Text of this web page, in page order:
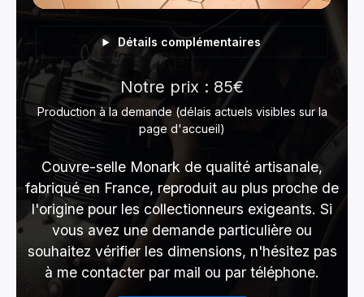
Détails complémentaires
Notre prix : 85€
Production à la demande (délais actuels visibles sur la
page d'accueil)
Couvre-selle Monark de qualité artisanale,
fabriqué en France, reproduit au plus proche de
l'origine pour les collectionneurs exigeants. Si
vous avez une demande particulière ou
souhaitez vérifier les dimensions, n'hésitez pas
à me contacter par mail ou par téléphone.